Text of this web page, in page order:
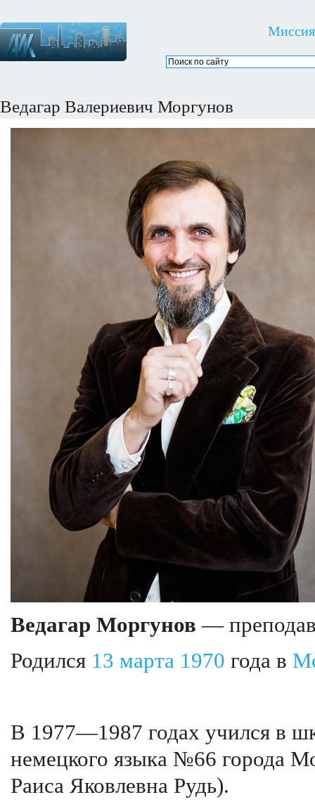
Миссия
Ведагар Валериевич Моргунов
Ведагар Моргунов —
Родился 13 марта 1970 года в
В 1977—1987 годах учился в
немецкого языка №66 города
Раиса Яковлевна Рудь).